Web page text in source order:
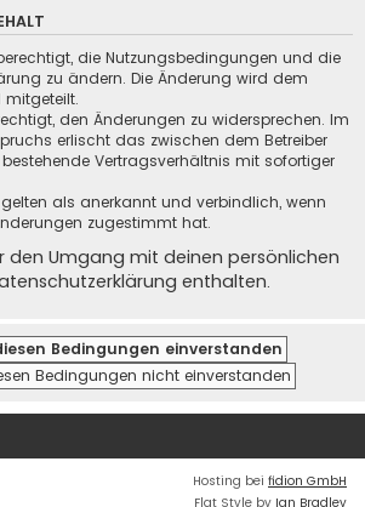
die Nutzungsbedingungen und die
zu ändern. Die Änderung wird dem
mitgeteilt.
den Änderungen zu widersprechen. Im
erlischt das zwischen dem Betreiber
Vertragsverhältnis mit sofortiger
als anerkannt und verbindlich, wenn
zugestimmt hat.
Umgang mit deinen persönlichen
enthalten.
Hosting bei fidion GmbH
Flat Style by Ian Bradley